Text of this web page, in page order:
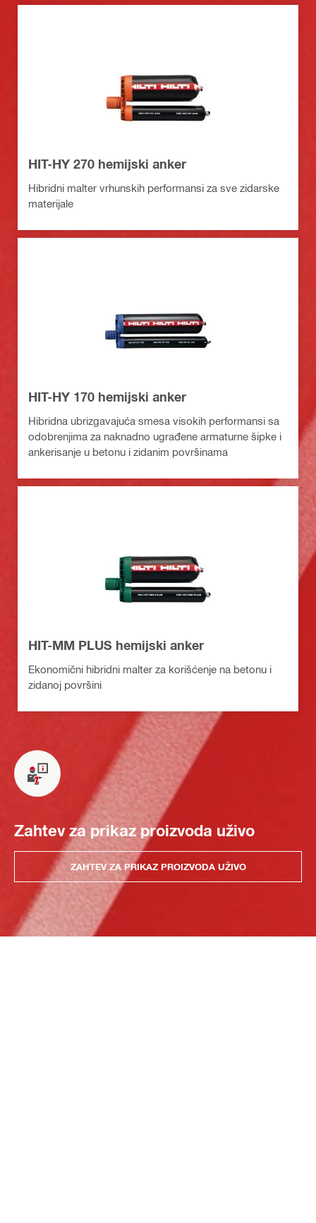
HIT-HY 270 hemijski anker
Hibridni malter vrhunskih performansi za sve zidarske
materijale
HIT-HY 170 hemijski anker
Hibridna ubrizgavajuća smesa visokih performansi sa
odobrenjima za naknadno ugrađene armaturne šipke i
ankerisanje u betonu i zidanim površinama
HIT-MM PLUS hemijski anker
Ekonomični hibridni malter za korišćenje na betonu i
zidanoj površini
Zahtev za prikaz proizvoda uživo
ZAHTEV ZA PRIKAZ PROIZVODA UŽIVO